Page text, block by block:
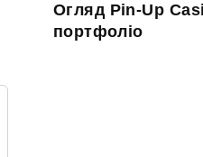
Огляд Pin-Up
портфоліо